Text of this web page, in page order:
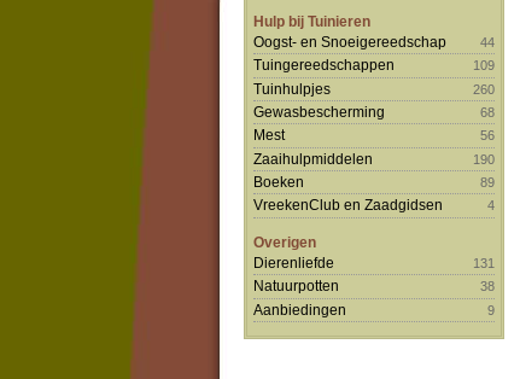
Hulp bij Tuinieren
Oogst- en Snoeigereedschap
44
Tuingereedschappen 109
Tuinhulpjes 260
Gewasbescherming 68
Mest 56
Zaaihulpmiddelen 190
Boeken 89
VreekenClub en Zaadgidsen 4
Overigen
Dierenliefde
131
Natuurpotten 38
Aanbiedingen 9